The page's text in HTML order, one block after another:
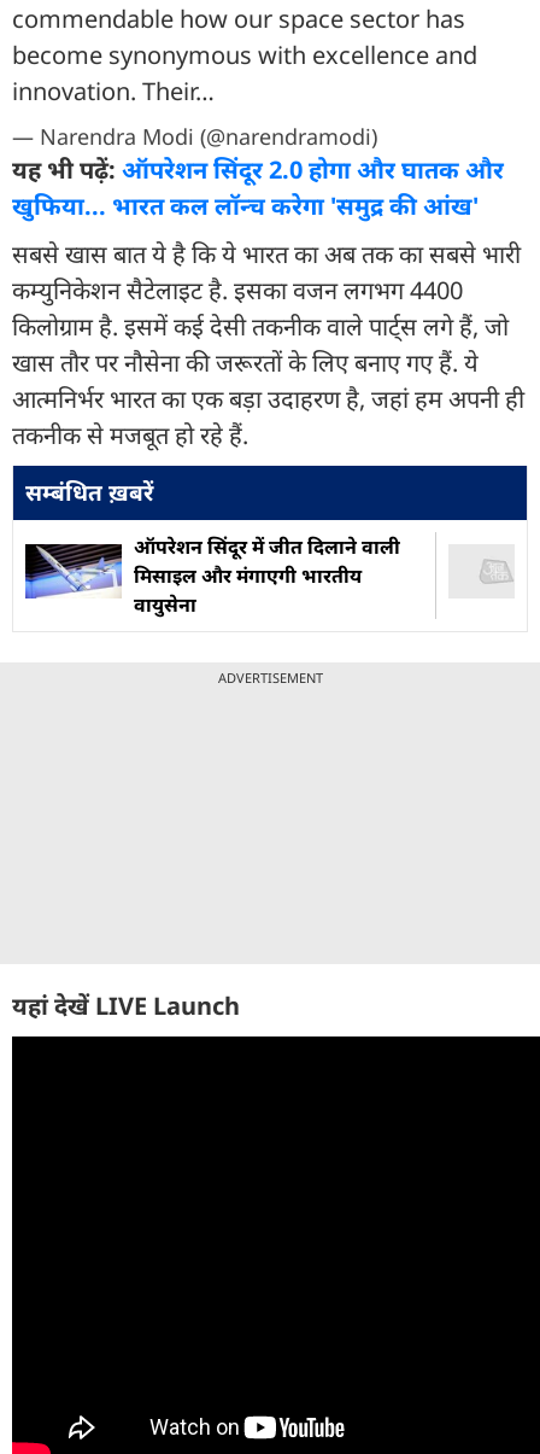
commendable how our space sector has
become synonymous with excellence and
innovation. Their…
— Narendra Modi (@narendramodi)
यह भी पढ़ें: ऑपरेशन सिंदूर 2.0 होगा और घातक और
खुफिया... भारत कल लॉन्च करेगा 'समुद्र की आंख'
सबसे खास बात ये है कि ये भारत का अब तक का सबसे भारी
कम्युनिकेशन सैटेलाइट है. इसका वजन लगभग 4400
किलोग्राम है. इसमें कई देसी तकनीक वाले पार्ट्स लगे हैं, जो
खास तौर पर नौसेना की जरूरतों के लिए बनाए गए हैं. ये
आत्मनिर्भर भारत का एक बड़ा उदाहरण है, जहां हम अपनी ही
तकनीक से मजबूत हो रहे हैं.
सम्बंधित ख़बरें
ऑपरेशन सिंदूर में जीत दिलाने वाली
मिसाइल और मंगाएगी भारतीय
वायुसेना
ADVERTISEMENT
यहां देखें LIVE Launch